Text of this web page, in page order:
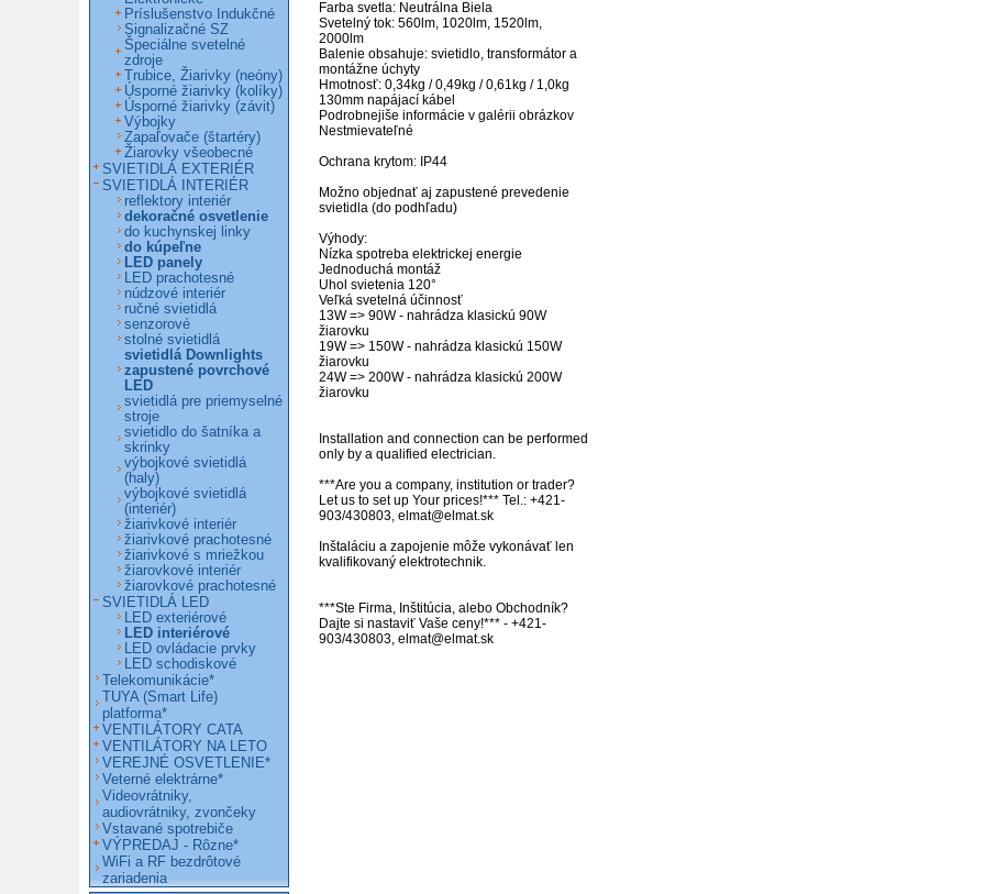
Farba svetla: Neutrálna Biela
Svetelný tok: 560lm, 1020lm, 1520lm,
2000lm
Balenie obsahuje: svietidlo, transformátor a
montážne úchyty
Hmotnosť: 0,34kg / 0,49kg / 0,61kg / 1,0kg
130mm napájací kábel
Podrobnejiše informácie v galérii obrázkov
Nestmievateľné
Ochrana krytom: IP44
Možno objednať aj zapustené prevedenie
svietidla (do podhľadu)
Výhody:
Nízka spotreba elektrickej energie
Jednoduchá montáž
Uhol svietenia 120°
Veľká svetelná účinnosť
13W => 90W - nahrádza klasickú 90W
žiarovku
19W => 150W - nahrádza klasickú 150W
žiarovku
24W => 200W - nahrádza klasickú 200W
žiarovku
Installation and connection can be performed
only by a qualified electrician.
***Are you a company, institution or trader?
Let us to set up Your prices!*** Tel.: +421-
903/430803, elmat@elmat.sk
Inštaláciu a zapojenie môže vykonávať len
kvalifikovaný elektrotechnik.
***Ste Firma, Inštitúcia, alebo Obchodník?
Dajte si nastaviť Vaše ceny!*** - +421-
Príslušenstvo Indukčné
Signalizačné SZ
Špeciálne svetelné
zdroje
Trubice, Žiarivky (neóny)
Úsporné žiarivky (kolíky)
Úsporné žiarivky (závit)
Výbojky
Zapaľovače (štartéry)
Žiarovky všeobecné
SVIETIDLÁ EXTERIÉR
SVIETIDLÁ INTERIÉR
reflektory interiér
dekoračné osvetlenie
do kuchynskej linky
do kúpeľne
LED panely
LED prachotesné
núdzové interiér
ručné svietidlá
senzorové
stolné svietidlá
svietidlá Downlights
zapustené povrchové
LED
svietidlá pre priemyselné
stroje
svietidlo do šatníka a
skrinky
výbojkové svietidlá
(haly)
výbojkové svietidlá
(interiér)
žiarivkové interiér
žiarivkové prachotesné
žiarivkové s mriežkou
žiarovkové interiér
žiarovkové prachotesné
SVIETIDLÁ LED
LED exteriérové
LED interiérové
LED ovládacie prvky
LED schodiskové
Telekomunikácie*
TUYA (Smart Life)
platforma*
VENTILÁTORY CATA
VENTILÁTORY NA LETO
VEREJNÉ OSVETLENIE*
Veterné elektrárne*
Videovrátniky,
audiovrátniky, zvončeky
Vstavané spotrebiče
VÝPREDAJ - Rôzne*
WiFi a RF bezdrôtové
zariadenia